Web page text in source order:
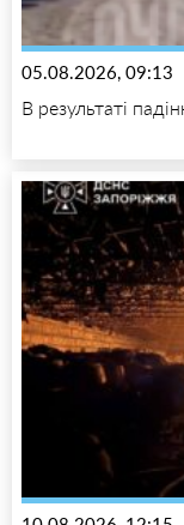
05.08.2026, 09:13
В результаті